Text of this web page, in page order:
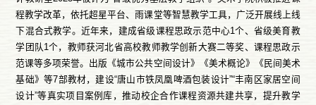
程教学改革，依托超星平台、雨课堂等智慧教学工具，广泛开展线上线
下混合式教学。近年来，建成省级课程思政示范中心1个、省级美育教
学团队1个，教师获河北省高校教师教学创新大赛二等奖、课程思政示
范课等多项荣誉。出版《城市公共空间设计》《美术概论》《民间美术
基础》等7部教材，建设“唐山市铁凤凰啤酒包装设计”“丰南区家居空间
设计”等真实项目案例库，推动校企合作课程资源共建共享，提升教学